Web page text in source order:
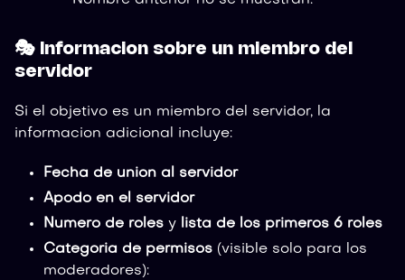
🎭 Informacion sobre un miembro del
servidor
Si el objetivo es un miembro del servidor, la
informacion adicional incluye:
Fecha de union al servidor
Apodo en el servidor
Numero de roles y lista de los primeros 6 roles
Categoria de permisos (visible solo para los
moderadores):